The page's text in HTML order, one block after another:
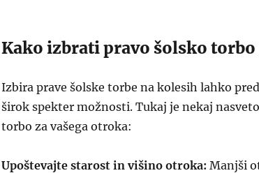
Kako izbrati pravo šolsko
Izbira prave šolske torbe na kolesih lahko
širok spekter možnosti. Tukaj je nekaj
torbo za vašega otroka:
Upoštevajte starost in višino otroka: Manjši